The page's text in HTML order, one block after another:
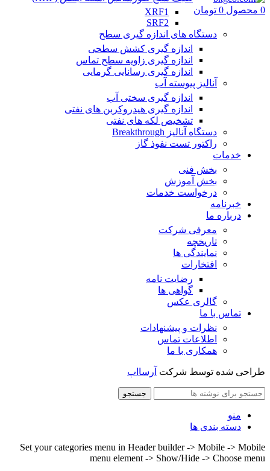
0 محصول 0 تومان
XRF1
SRF2
دستگاه های اندازه گیری سطح
اندازه گیری کشش سطحی
اندازه گیری زاویه سطح تماس
اندازه گیری رسانایی گرمایی
آنالیز پیوسته آب
اندازه گیری سختی آب
اندازه گیری هیدروکربن های نفتی
تشخیص لکه های نفتی
دستگاه آنالیز Breakthrough
راکتور تست نفوذ گاز
خدمات
بخش فنی
بخش آموزش
درخواست خدمات
خبرنامه
درباره ما
معرفی شرکت
تاریخچه
نمایندگی ها
افتخارات
رضایت نامه
گواهی ها
گالری عکس
تماس با ما
نظرات و پیشنهادات
اطلاعات تماس
همکاری با ما
طراحی شده توسط شرکت آرسااپ
جستجو
منو
دسته بندی ها
Set your categories menu in Header builder -> Mobile -> Mobile
menu element -> Show/Hide -> Choose menu